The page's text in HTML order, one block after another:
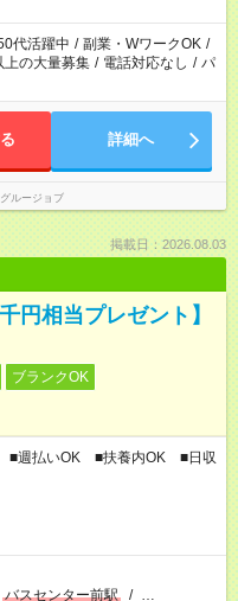
代活躍中 / 副業・WワークOK /
上の大量募集 / 電話対応なし / パ
詳細へ
ルージョブ
掲載日：2026.08.03
円相当プレゼント】
ブランクOK
■週払いOK ■扶養内OK ■日収
バスセンター前駅 / …